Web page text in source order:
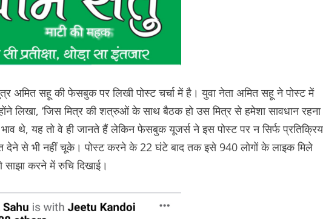
अमित सहू की फेसबुक पर लिखी पोस्ट चर्चा में है। युवा नेता अमित सहू ने पोस्ट में
लिखा, ‘जिस मित्र की शत्रुओं के साथ बैठक हो उस मित्र से हमेशा सावधान रहना
थे, यह तो वे ही जानते हैं लेकिन फेसबुक यूजर्स ने इस पोस्ट पर न सिर्फ
देने से भी नहीं चूके। पोस्ट करने के 22 घंटे बाद तक इसे 940 लोगों के लाइक मिले
करने में रुचि दिखाई।